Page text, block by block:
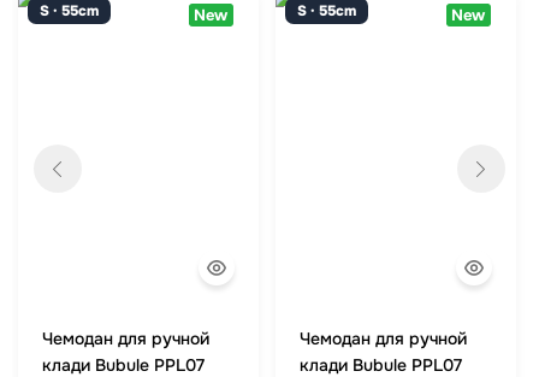
S · 55cm New
Чемодан для ручной
клади Bubule PPL07
S · 55cm New
Чемодан для ручной
клади Bubule PPL07